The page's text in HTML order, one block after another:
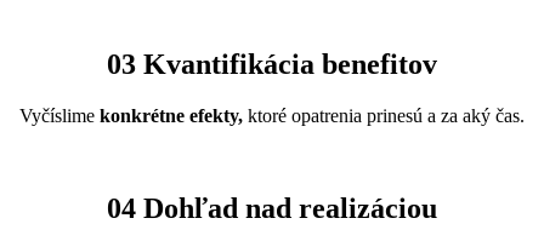
03 Kvantifikácia benefitov
Vyčíslime konkrétne efekty, ktoré opatrenia prinesú a za aký čas.
04 Dohľad nad realizáciou